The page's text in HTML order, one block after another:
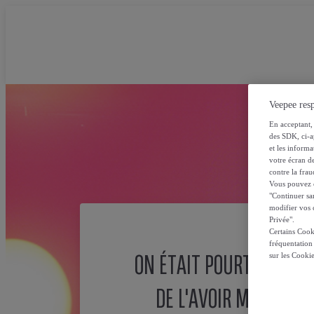
ON ÉTAIT POURTANT
DE L'AVOIR MISE ICI !
Veepee
En
des SDK, ci-
et les
votre écran
contre la
Vous pouvez
"Continuer
modifier vos
Privée".
Certains
fréquentation
sur les